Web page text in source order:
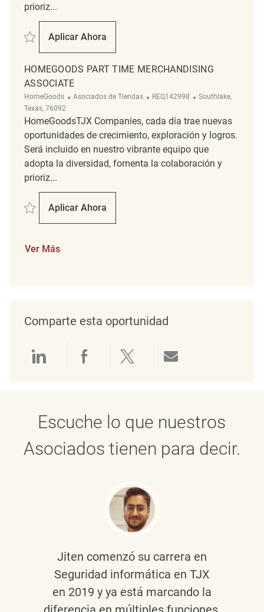
prioriz...
Salvar HomeGoods PT Merchandising Associate REQ136687
Aplicar Ahora
HomeGoods PT Merchandising Associate
HOMEGOODS PART TIME MERCHANDISING
ASSOCIATE
HomeGoods Categoría
Asociados de Tiendas ReqId
REQ142998 Ubicación
Southlake,
Texas, 76092
HomeGoodsTJX Companies, cada día trae nuevas
oportunidades de crecimiento, exploración y logros.
Será incluido en nuestro vibrante equipo que
adopta la diversidad, fomenta la colaboración y
prioriz...
Salvar HomeGoods Part Time Merchandising Associate REQ142998
Aplicar Ahora
HomeGoods Part Time Merchandising
Ver Más
Comparte esta oportunidad
Compartir a través de LinkedIn
Compartir a través de
Compartir a través
Escuche lo que nuestros
Asociados tienen para decir.
Jiten comenzó su carrera en
Seguridad informática en TJX
en 2019 y ya está marcando la